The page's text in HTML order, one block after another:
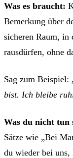
Was es braucht:
Bemerkung über
sicheren Raum, in
rausdürfen, ohne
Sag zum Beispiel:
bist. Ich bleibe
Was du nicht tun
Sätze wie „Bei
du wieder bei uns,